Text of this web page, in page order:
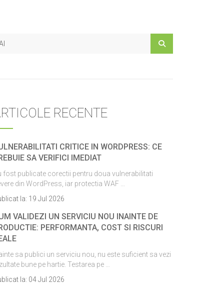
RECENTE
CRITICE IN WORDPRESS: CE
SA VERIFICI IMEDIAT
fost publicate corectii pentru doua vulnerabilitati
din WordPress, iar protectia WAF …
la: 19 Jul 2026
VALIDEZI UN SERVICIU NOU INAINTE DE
PERFORMANTA, COST SI RISCURI
sa publici un serviciu nou, nu este suficient sa vezi
bune pe hartie. Testarea pe …
la: 04 Jul 2026